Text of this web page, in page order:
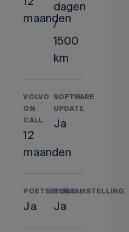
maanden
dagen
/
1500
km
VOLVO
ON
CALL
12
maanden
SOFTWARE
UPDATE
Ja
POETSBEURT
Ja
TENAAMSTELLING
Ja